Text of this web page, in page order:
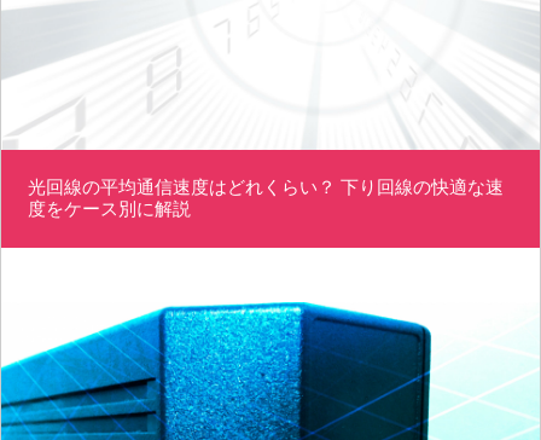
光回線の平均通信速度はどれくらい？ 下り回線の快適な速
度をケース別に解説